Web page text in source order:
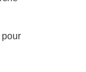
pour